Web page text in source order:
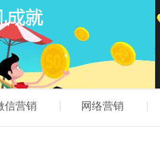
信营销 网络营销